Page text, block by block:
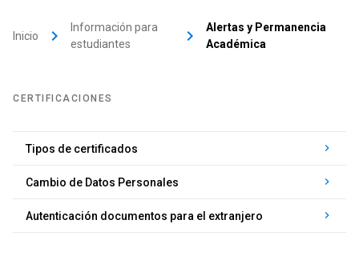
Inicio keyboard_arrow_right
Información para
estudiantes
keyboard_arrow_right
Alertas y Permanencia
Académica
CERTIFICACIONES
Tipos de certificados keyboard_arrow_right
Cambio de Datos Personales keyboard_arrow_right
Autenticación documentos para el extranjero keyboard_arrow_right